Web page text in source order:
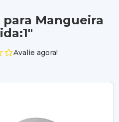
Mangueira
Avalie agora!